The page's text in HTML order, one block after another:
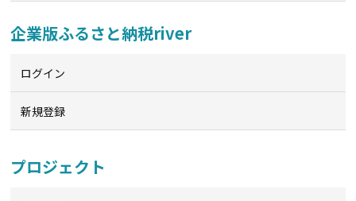
企業版ふるさと納税river
ログイン
新規登録
プロジェクト